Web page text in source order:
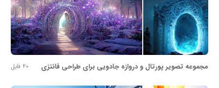
مجموعه تصویر پورتال و دروازه جادویی برای طراحی فانتزی 40 فایل